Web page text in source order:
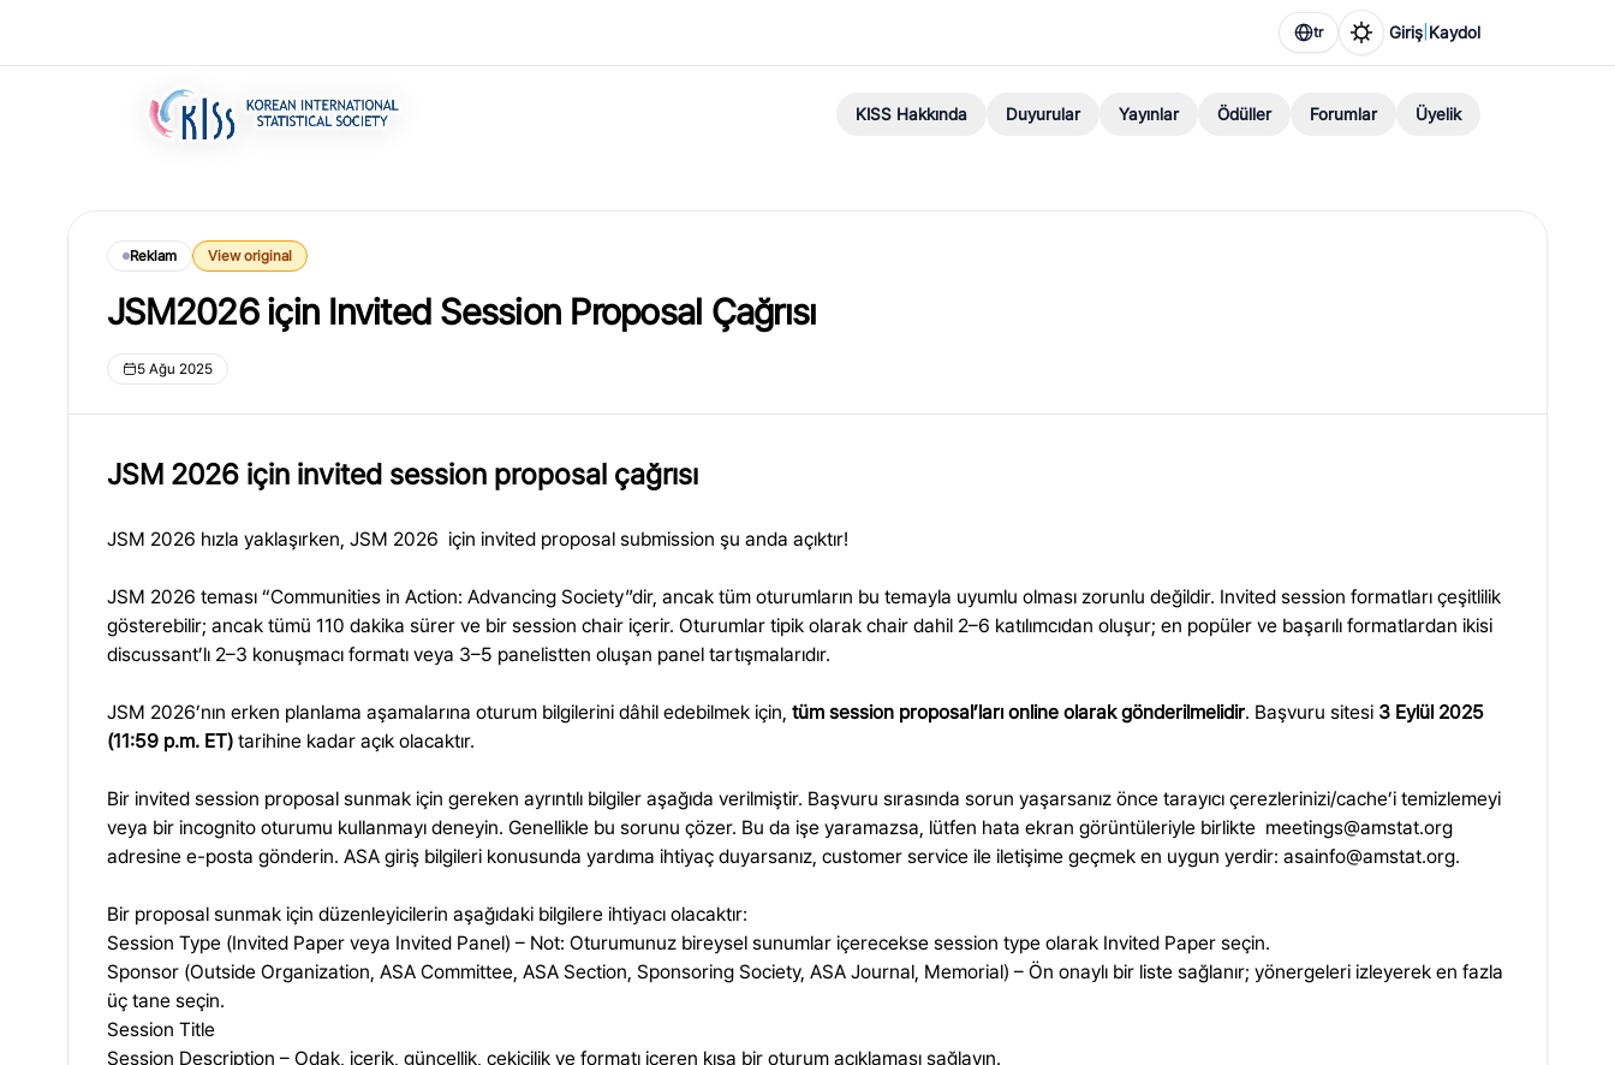
tr Giriş Kaydol
KISS Hakkında Duyurular Yayınlar Ödüller Forumlar Üyelik
Reklam View original
JSM2026 için Invited Session Proposal Çağrısı
5 Ağu 2025
JSM 2026 için invited session proposal çağrısı
JSM 2026 hızla yaklaşırken, JSM 2026 için invited proposal submission şu anda açıktır!
JSM 2026 teması “Communities in Action: Advancing Society”dir, ancak tüm oturumların bu temayla uyumlu olması zorunlu değildir. Invited session formatları çeşitlilik
gösterebilir; ancak tümü 110 dakika sürer ve bir session chair içerir. Oturumlar tipik olarak chair dahil 2–6 katılımcıdan oluşur; en popüler ve başarılı formatlardan ikisi
discussant’lı 2–3 konuşmacı formatı veya 3–5 panelistten oluşan panel tartışmalarıdır.
JSM 2026’nın erken planlama aşamalarına oturum bilgilerini dâhil edebilmek için, tüm session proposal’ları online olarak gönderilmelidir. Başvuru sitesi 3 Eylül 2025
(11:59 p.m. ET) tarihine kadar açık olacaktır.
Bir invited session proposal sunmak için gereken ayrıntılı bilgiler aşağıda verilmiştir. Başvuru sırasında sorun yaşarsanız önce tarayıcı çerezlerinizi/cache’i temizlemeyi
veya bir incognito oturumu kullanmayı deneyin. Genellikle bu sorunu çözer. Bu da işe yaramazsa, lütfen hata ekran görüntüleriyle birlikte meetings@amstat.org
adresine e-posta gönderin. ASA giriş bilgileri konusunda yardıma ihtiyaç duyarsanız, customer service ile iletişime geçmek en uygun yerdir: asainfo@amstat.org.
Bir proposal sunmak için düzenleyicilerin aşağıdaki bilgilere ihtiyacı olacaktır:
Session Type (Invited Paper veya Invited Panel) – Not: Oturumunuz bireysel sunumlar içerecekse session type olarak Invited Paper seçin.
Sponsor (Outside Organization, ASA Committee, ASA Section, Sponsoring Society, ASA Journal, Memorial) – Ön onaylı bir liste sağlanır; yönergeleri izleyerek en fazla
üç tane seçin.
Session Title
Session Description – Odak, içerik, güncellik, çekicilik ve formatı içeren kısa bir oturum açıklaması sağlayın.